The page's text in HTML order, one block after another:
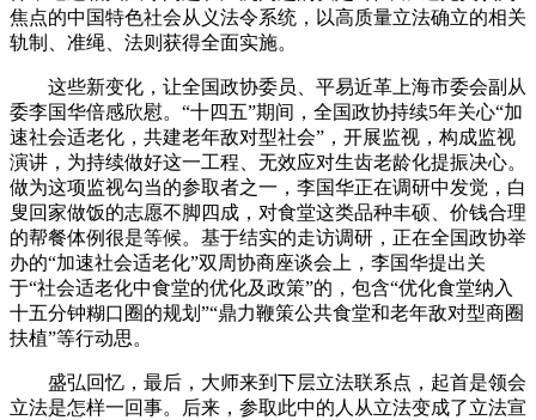
焦点的中国特色社会从义法令系统，以高质量立法确立的相关
轨制、准绳、法则获得全面实施。
这些新变化，让全国政协委员、平易近革上海市委会副从
委李国华倍感欣慰。“十四五”期间，全国政协持续5年关心“加
速社会适老化，共建老年敌对型社会”，开展监视，构成监视
演讲，为持续做好这一工程、无效应对生齿老龄化提振决心。
做为这项监视勾当的参取者之一，李国华正在调研中发觉，白
叟回家做饭的志愿不脚四成，对食堂这类品种丰硕、价钱合理
的帮餐体例很是等候。基于结实的走访调研，正在全国政协举
办的“加速社会适老化”双周协商座谈会上，李国华提出关
于“社会适老化中食堂的优化及政策”的，包含“优化食堂纳入
十五分钟糊口圈的规划”“鼎力鞭策公共食堂和老年敌对型商圈
扶植”等行动思。
盛弘回忆，最后，大师来到下层立法联系点，起首是领会
立法是怎样一回事。后来，参取此中的人从立法变成了立法宣